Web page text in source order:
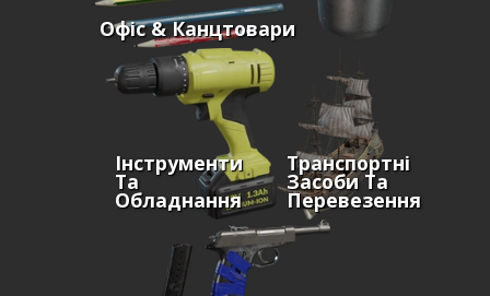
Офіс & Канцтовари
Інструменти
Та
Обладнання
Транспортні
Засоби Та
Перевезення